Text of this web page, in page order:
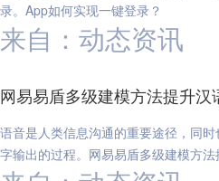
录。App如何实现一键登录？
来自：动态资讯
网易易盾多级建模方法提升
语音是人类信息沟通的重要途径，同时
字输出的过程。网易易盾多级建模方